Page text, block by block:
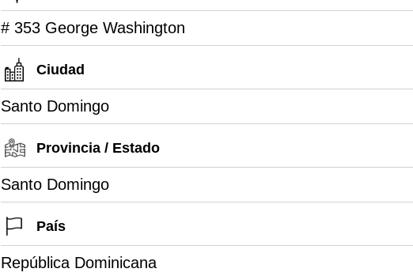
# 353 George Washington
Ciudad
Santo Domingo
Provincia / Estado
Santo Domingo
País
República Dominicana